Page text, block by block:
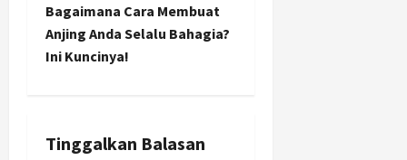
t
n
v
Bagaimana Cara Membuat
Anjing Anda Selalu Bahagia?
Ini Kuncinya!
Tinggalkan Balasan